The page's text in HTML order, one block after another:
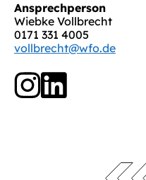
Ansprechperson
Wiebke Vollbrecht
0171 331 4005
vollbrecht@wfo.de